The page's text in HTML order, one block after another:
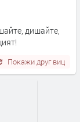
дишайте,
Покажи друг виц